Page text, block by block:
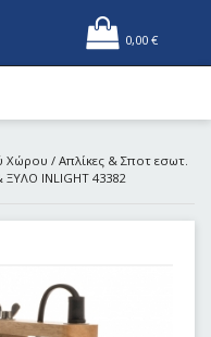
0,00 €
Χώρου / Απλίκες & Σποτ εσωτ.
INLIGHT 43382